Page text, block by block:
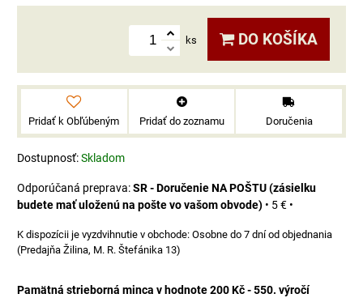
ks DO KOŠÍKA
Pridať k Obľúbeným Pridať do zoznamu Doručenia
Dostupnosť:Skladom
SR - Doručenie NA POŠTU (zásielku
budete mať uloženú na pošte vo vašom obvode) • 5 € •
Osobne do 7 dní od objednania
(Predajňa Žilina, M. R. Štefánika 13)
Pamätná strieborná minca v hodnote 200 Kč - 550. výročí